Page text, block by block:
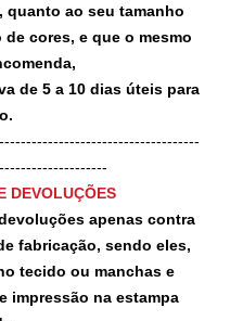
quanto ao seu tamanho
de cores, e que o mesmo
de 5 a 10 dias úteis para
DEVOLUÇÕES
apenas contra
fabricação, sendo eles,
tecido ou manchas e
impressão na estampa